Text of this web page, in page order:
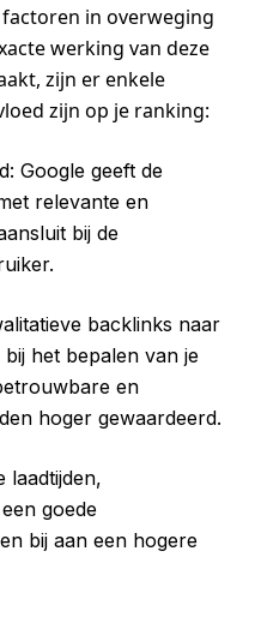
in overweging
werking van deze
zijn er enkele
zijn op je ranking:
Google geeft de
relevante en
bij de
backlinks naar
het bepalen van je
en
hoger gewaardeerd.
laadtijden,
goede
bij aan een hogere